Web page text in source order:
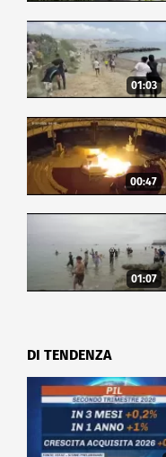
01:03
00:47
01:07
DI TENDENZA